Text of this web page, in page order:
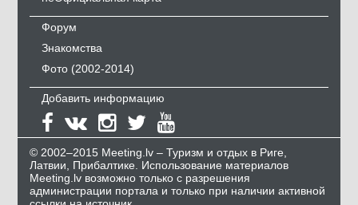
Форум
Знакомства
Фото (2002-2014)
Добавить информацию
© 2002–2015 Meeting.lv – Туризм и отдых в Риге,
Латвии, Прибалтике. Использование материалов
Meeting.lv возможно только с разрешения
администрации портала и только при наличии активной